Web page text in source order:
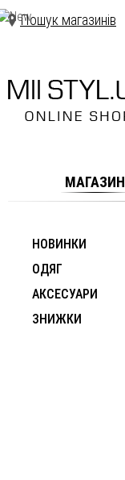
Пошук магазинів
МАГАЗИН
НОВИНКИ
ОДЯГ
АКСЕСУАРИ
ЗНИЖКИ